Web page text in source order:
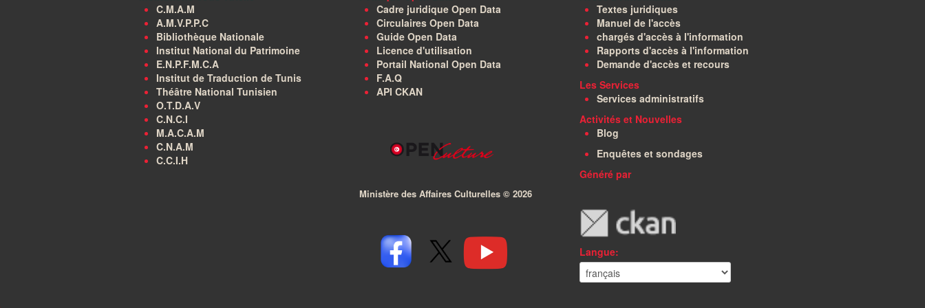
C.M.A.M
A.M.V.P.P.C
Bibliothèque Nationale
Institut National du Patrimoine
E.N.P.F.M.C.A
Institut de Traduction de Tunis
Théâtre National Tunisien
O.T.D.A.V
C.N.C.I
M.A.C.A.M
C.N.A.M
C.C.I.H
Cadre juridique Open Data
Circulaires Open Data
Guide Open Data
Licence d'utilisation
Portail National Open Data
F.A.Q
API CKAN
Ministère des Affaires Culturelles © 2026
Textes juridiques
Manuel de l'accès
chargés d'accès à l'information
Rapports d'accès à l'information
Demande d'accès et recours
Les Services
Services administratifs
Activités et Nouvelles
Blog
Enquêtes et sondages
Généré par
Langue